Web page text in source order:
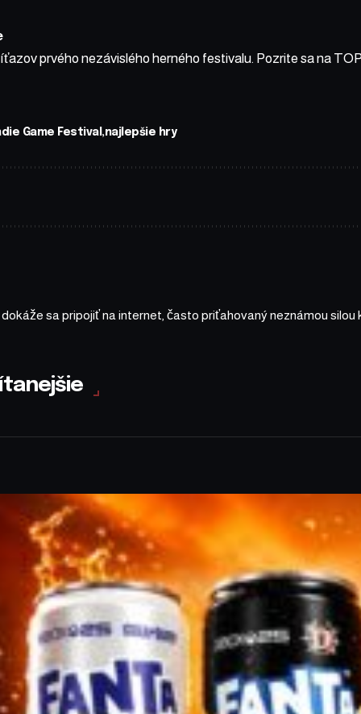
prvého nezávislého herného festivalu. Pozrite sa na
Game Festival najlepšie hry
sa pripojiť na internet, často priťahovaný neznámou